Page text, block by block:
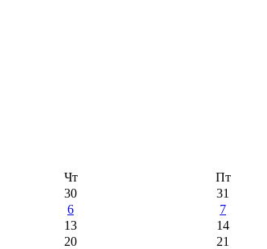
Чт Пт
30 31
6 7
13 14
20 21